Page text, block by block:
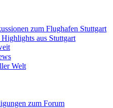
zum Flughafen Stuttgart
aus Stuttgart
Welt
zum Forum